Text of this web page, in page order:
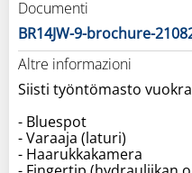
Documenti
BR14JW-9-brochure-
Altre informazioni
Siisti työntömasto
- Bluespot
- Varaaja (laturi)
- Haarukkakamera